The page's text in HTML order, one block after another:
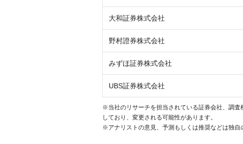
大和証券株式会社
野村證券株式会社
みずほ証券株式会社
UBS証券株式会社
※当社のリサーチを担当されている証券会社、調
しており、変更される可能性があります。
※アナリストの意見、予測もしくは推奨などは独自